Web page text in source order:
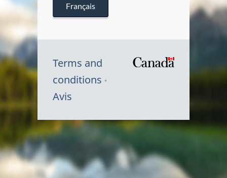
Français
Terms and
conditions
Avis
Symbole
du